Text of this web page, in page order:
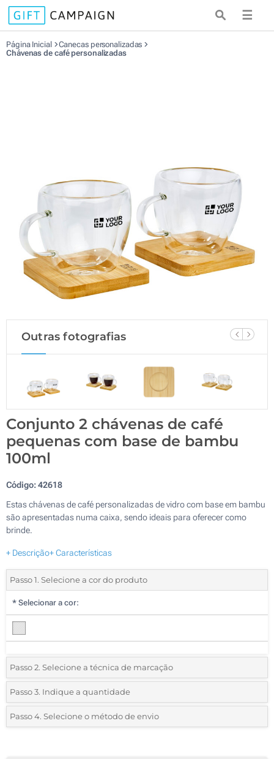
☰
Página Inicial
Canecas personalizadas
Chávenas de café personalizadas
Outras fotografias
Conjunto 2 chávenas de café
pequenas com base de bambu
100ml
Código:42618
Estas chávenas de café personalizadas de vidro com base em bambu
são apresentadas numa caixa, sendo ideais para oferecer como
brinde.
+ Descrição+ Características
Passo 1. Selecione a cor do produto
* Selecionar a cor:
Passo 2. Selecione a técnica de marcação
*Selecione o tipo de marcação e as cores do logotipo:
1 Cor (Na base)
Passo 3. Indique a quantidade
*Quantidade mínima:5
Passo 4. Selecione o método de envio